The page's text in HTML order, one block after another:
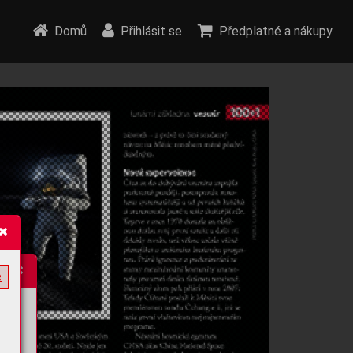
Domů Přihlásit se Předplatné a nákupy